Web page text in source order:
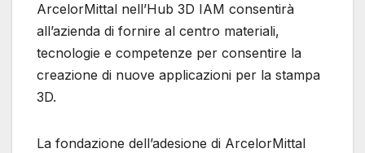
ArcelorMittal nell’Hub 3D IAM consentirà
all’azienda di fornire al centro materiali,
tecnologie e competenze per consentire la
creazione di nuove applicazioni per la stampa
3D.
La fondazione dell’adesione di ArcelorMittal